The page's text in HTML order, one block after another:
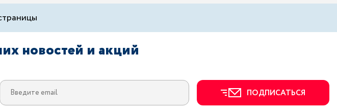
новостей и акций
ПОДПИСАТЬСЯ